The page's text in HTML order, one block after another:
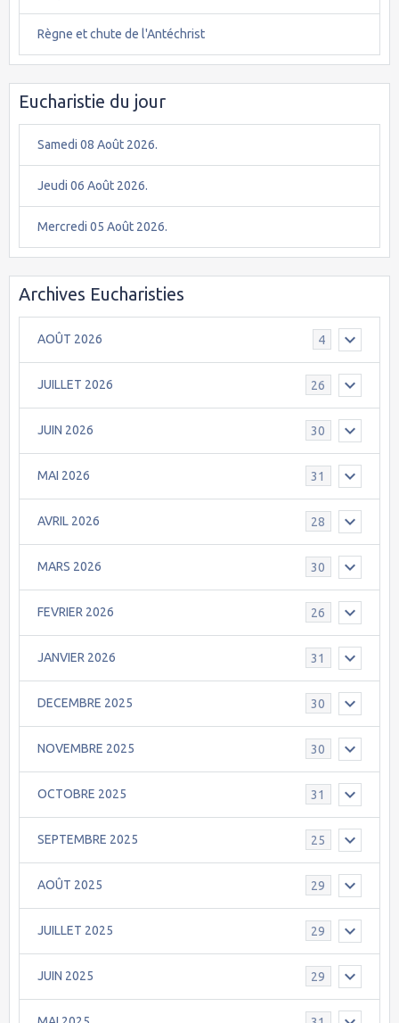
Règne et chute de l'Antéchrist
Eucharistie du jour
Samedi 08 Août 2026.
Jeudi 06 Août 2026.
Mercredi 05 Août 2026.
Archives Eucharisties
AOÛT 2026 4
JUILLET 2026 26
JUIN 2026 30
MAI 2026 31
AVRIL 2026 28
MARS 2026 30
FEVRIER 2026 26
JANVIER 2026 31
DECEMBRE 2025 30
NOVEMBRE 2025 30
OCTOBRE 2025 31
SEPTEMBRE 2025 25
AOÛT 2025 29
JUILLET 2025 29
JUIN 2025 29